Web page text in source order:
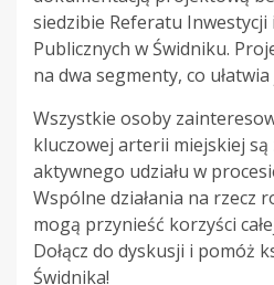
siedzibie Referatu Inwestycji
Publicznych w Świdniku.
na dwa segmenty, co
Wszystkie osoby
kluczowej arterii miejskiej są
aktywnego udziału w
Wspólne działania na
mogą przynieść korzyści
Dołącz do dyskusji i pomóż
Świdnika!